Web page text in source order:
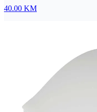
40.00 KM